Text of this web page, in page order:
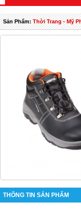
Sản Phẩm:Thời Trang - Mỹ
THÔNG TIN SẢN PHẨM